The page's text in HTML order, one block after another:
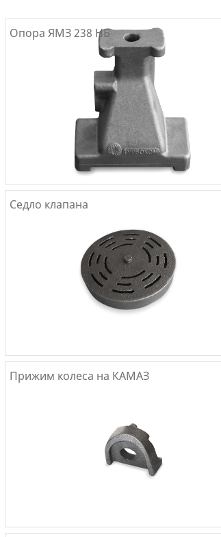
Опора ЯМЗ 238 НБ
Седло клапана
Прижим колеса на КАМАЗ